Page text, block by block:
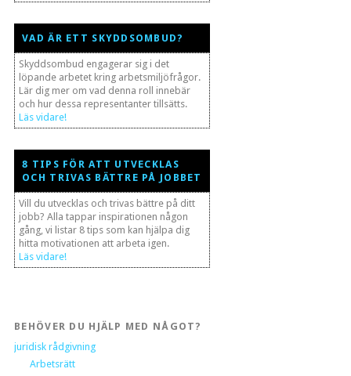
VAD ÄR ETT SKYDDSOMBUD?
Skyddsombud engagerar sig i det
löpande arbetet kring arbetsmiljöfrågor.
Lär dig mer om vad denna roll innebär
och hur dessa representanter tillsätts.
Läs vidare!
8 TIPS FÖR ATT UTVECKLAS
OCH TRIVAS BÄTTRE PÅ JOBBET
Vill du utvecklas och trivas bättre på ditt
jobb? Alla tappar inspirationen någon
gång, vi listar 8 tips som kan hjälpa dig
hitta motivationen att arbeta igen.
Läs vidare!
BEHÖVER DU HJÄLP MED NÅGOT?
juridisk rådgivning
Arbetsrätt